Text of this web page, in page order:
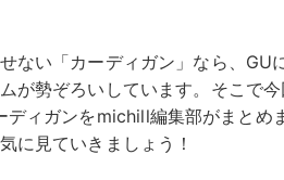
ない「カーディガン」なら、
が勢ぞろいしています。そこで
ディガンをmichill編集部がまとめ
に見ていきましょう！